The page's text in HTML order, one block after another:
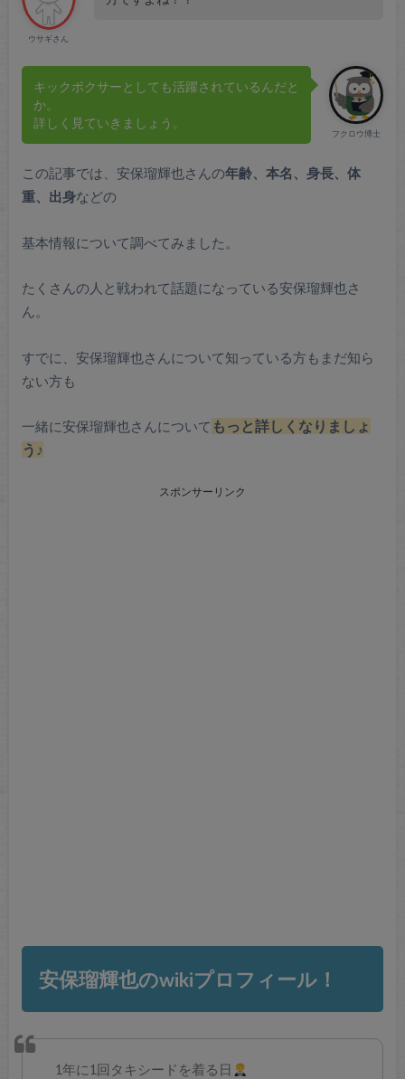
ウサギさん
フクロウ博士
キックボクサーとしても活躍されているんだと
か。
詳しく見ていきましょう。
この記事では、安保瑠輝也さんの年齢、本名、身長、体
重、出身などの
基本情報について調べてみました。
たくさんの人と戦われて話題になっている安保瑠輝也さ
ん。
すでに、安保瑠輝也さんについて知っている方もまだ知ら
ない方も
一緒に安保瑠輝也さんについて もっと詳しくなりましょ
う♪
スポンサーリンク
安保瑠輝也のwikiプロフィール！
1年に1回タキシードを着る日